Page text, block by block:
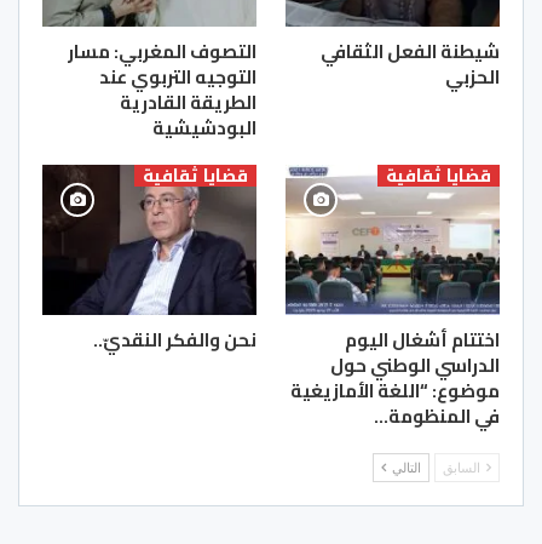
شيطنة الفعل الثقافي
الحزبي
التصوف المغربي‎: مسار
التوجيه التربوي عند
الطريقة القادرية
البودشيشية
قضايا ثقافية
اختتام أشغال اليوم
الدراسي الوطني حول
موضوع: “اللغة الأمازيغية
في المنظومة…
قضايا ثقافية
نحن والفكر النقديّ..
السابق التالي